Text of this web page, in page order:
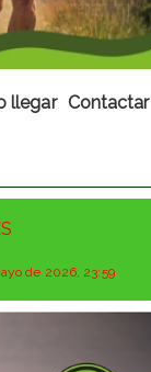
llegar Contactar
de 2026, 23:59